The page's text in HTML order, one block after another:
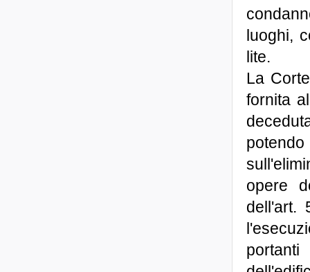
luoghi,
lite.
La
fornita
opere
dell'art.
portanti